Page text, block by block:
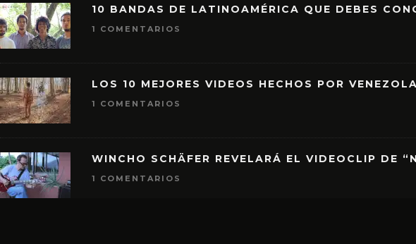
10 BANDAS DE LATINOAMÉRICA QUE DEBES
1 COMENTARIOS
LOS 10 MEJORES VIDEOS HECHOS POR
1 COMENTARIOS
WINCHO SCHÄFER REVELARÁ EL VIDEOCLIP DE
1 COMENTARIOS